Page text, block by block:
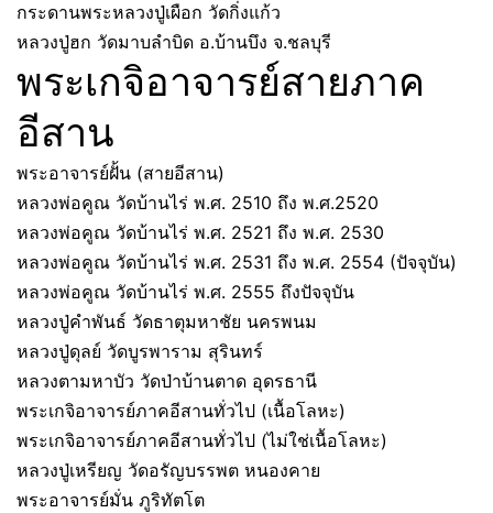
กระดานพระหลวงปู่เผือก วัดกิ่งแก้ว
หลวงปู่ฮก วัดมาบลำบิด อ.บ้านบึง จ.ชลบุรี
พระเกจิอาจารย์สายภาค
อีสาน
พระอาจารย์ฝั้น (สายอีสาน)
หลวงพ่อคูณ วัดบ้านไร่ พ.ศ. 2510 ถึง พ.ศ.2520
หลวงพ่อคูณ วัดบ้านไร่ พ.ศ. 2521 ถึง พ.ศ. 2530
หลวงพ่อคูณ วัดบ้านไร่ พ.ศ. 2531 ถึง พ.ศ. 2554 (ปัจจุบัน)
หลวงพ่อคูณ วัดบ้านไร่ พ.ศ. 2555 ถึงปัจจุบัน
หลวงปู่คำพันธ์ วัดธาตุมหาชัย นครพนม
หลวงปู่ดุลย์ วัดบูรพาราม สุรินทร์
หลวงตามหาบัว วัดป่าบ้านตาด อุดรธานี
พระเกจิอาจารย์ภาคอีสานทั่วไป (เนื้อโลหะ)
พระเกจิอาจารย์ภาคอีสานทั่วไป (ไม่ใช่เนื้อโลหะ)
หลวงปู่เหรียญ วัดอรัญบรรพต หนองคาย
พระอาจารย์มั่น ภูริทัตโต